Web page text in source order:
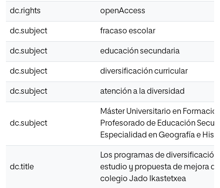
dc.rights openAccess
dc.subject fracaso escolar
dc.subject educación secundaria
dc.subject diversificación curricular
dc.subject atención a la diversidad
dc.subject
Máster Universitario en
Profesorado de Educación
Especialidad en Geografía e
dc.title
Los programas de diversificación
estudio y propuesta de mejora
colegio Jado Ikastetxea